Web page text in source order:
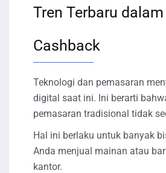
Tren Terbaru
Cashback
Teknologi dan pemasaran
digital saat ini. Ini berarti
pemasaran tradisional tidak
Hal ini berlaku untuk banyak
Anda menjual mainan atau
kantor.